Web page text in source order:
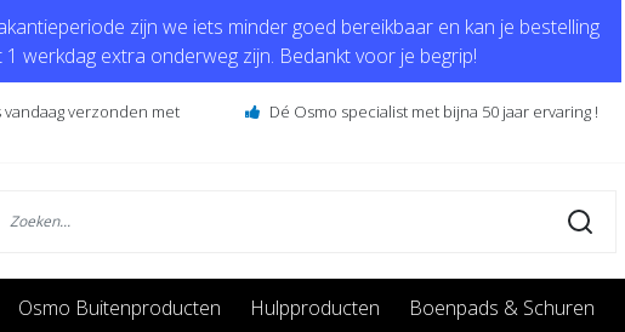
zijn we iets minder goed bereikbaar en kan je bestelling
1 werkdag extra onderweg zijn. Bedankt voor je begrip!
verzonden met
Dé Osmo specialist met bijna 50 jaar ervaring !
Osmo Buitenproducten Hulpproducten Boenpads & Schuren